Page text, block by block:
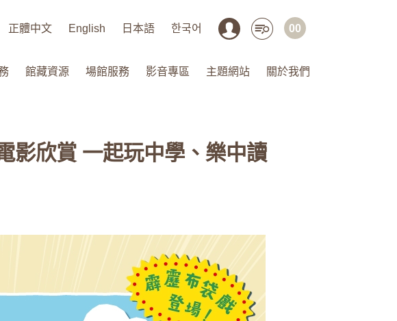
正體中文 English 日本語 한국어 00
館藏資源 場館服務 影音專區 主題網站 關於我們
影欣賞 一起玩中學、樂中讀